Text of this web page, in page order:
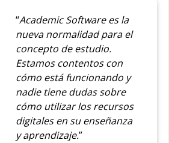
“Academic Software es la
nueva normalidad para el
concepto de estudio.
Estamos contentos con
cómo está funcionando y
nadie tiene dudas sobre
cómo utilizar los recursos
digitales en su enseñanza
y aprendizaje.”